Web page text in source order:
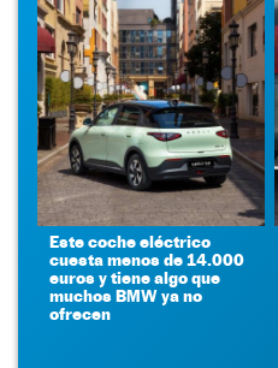
Este coche eléctrico
cuesta menos de 14.000
euros y tiene algo que
muchos BMW ya no
ofrecen